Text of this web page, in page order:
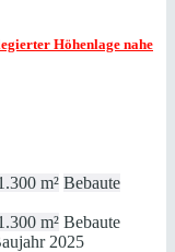
Höhenlage nahe
m² Bebaute
m² Bebaute
2025